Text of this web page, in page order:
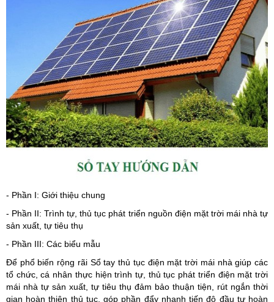
- Phần I: Giới thiệu chung
- Phần II: Trình tự, thủ tục phát triển nguồn điện mặt trời mái nhà tự
sản xuất, tự tiêu thụ
- Phần III: Các biểu mẫu
Để phổ biến rộng rãi Sổ tay thủ tục điện mặt trời mái nhà giúp các
tổ chức, cá nhân thực hiện trình tự, thủ tục phát triển điện mặt trời
mái nhà tự sản xuất, tự tiêu thụ đảm bảo thuận tiện, rút ngắn thời
gian hoàn thiện thủ tục, góp phần đẩy nhanh tiến độ đầu tư hoàn